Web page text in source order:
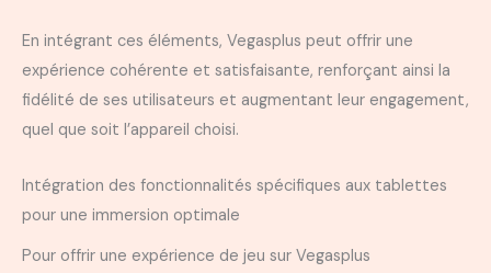
En intégrant ces éléments, Vegasplus peut offrir une
expérience cohérente et satisfaisante, renforçant ainsi la
fidélité de ses utilisateurs et augmentant leur engagement,
quel que soit l’appareil choisi.
Intégration des fonctionnalités spécifiques aux tablettes
pour une immersion optimale
Pour offrir une expérience de jeu sur Vegasplus